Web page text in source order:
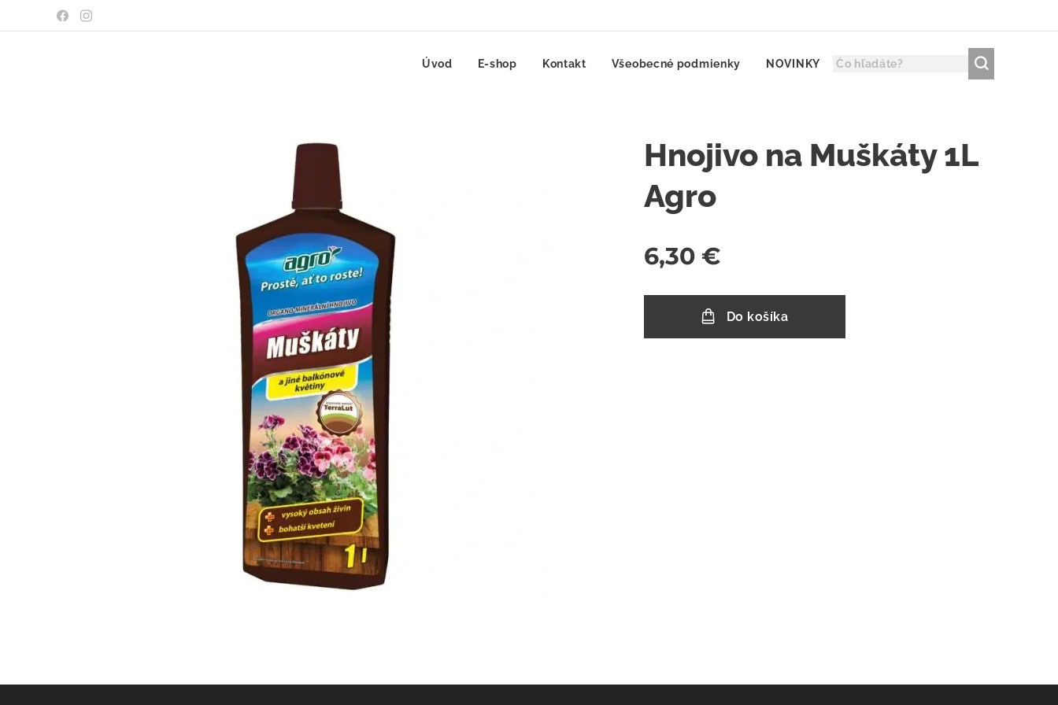
Úvod E-shop Kontakt Všeobecné podmienky NOVINKY
Hnojivo na Muškáty 1L
Agro
6,30 €
Do košíka